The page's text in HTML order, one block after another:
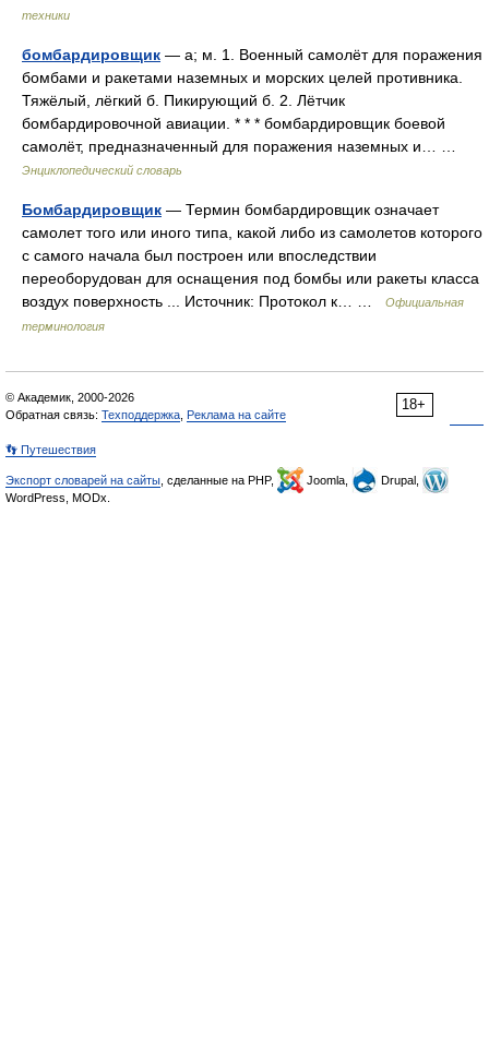
техники
бомбардировщик — а; м. 1. Военный самолёт для поражения
бомбами и ракетами наземных и морских целей противника.
Тяжёлый, лёгкий б. Пикирующий б. 2. Лётчик
бомбардировочной авиации. * * * бомбардировщик боевой
самолёт, предназначенный для поражения наземных и… …
Энциклопедический словарь
Бомбардировщик — Термин бомбардировщик означает
самолет того или иного типа, какой либо из самолетов которого
с самого начала был построен или впоследствии
переоборудован для оснащения под бомбы или ракеты класса
воздух поверхность ... Источник: Протокол к… …
Официальная
терминология
18+
© Академик, 2000-2026
Обратная связь: Техподдержка Реклама на сайте
👣 Путешествия
Экспорт словарей на сайты , сделанные на PHP, Joomla,
Drupal,
WordPress, MODx.